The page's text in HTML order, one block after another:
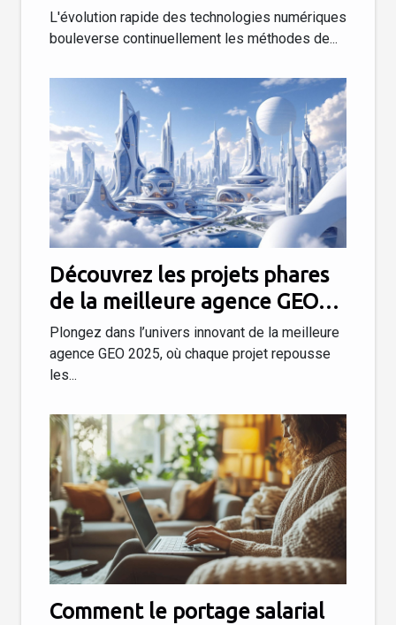
paysage du marketing digital ?
L'évolution rapide des technologies numériques
bouleverse continuellement les méthodes de...
Découvrez les projets phares
de la meilleure agence GEO
2025
Plongez dans l’univers innovant de la meilleure
agence GEO 2025, où chaque projet repousse
les...
Comment le portage salarial